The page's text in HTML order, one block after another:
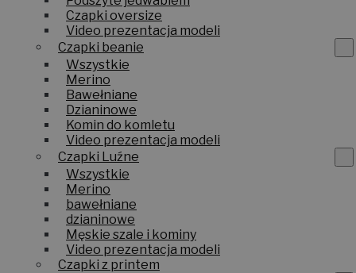
Czapki oversize
Video prezentacja modeli
Czapki beanie
Wszystkie
Merino
Bawełniane
Dzianinowe
Komin do komletu
Video prezentacja modeli
Czapki Luźne
Wszystkie
Merino
bawełniane
dzianinowe
Męskie szale i kominy
Video prezentacja modeli
Czapki z printem